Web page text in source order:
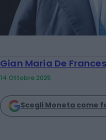
Gian Maria De
14 Ottobre 2025
Scegli Moneta come